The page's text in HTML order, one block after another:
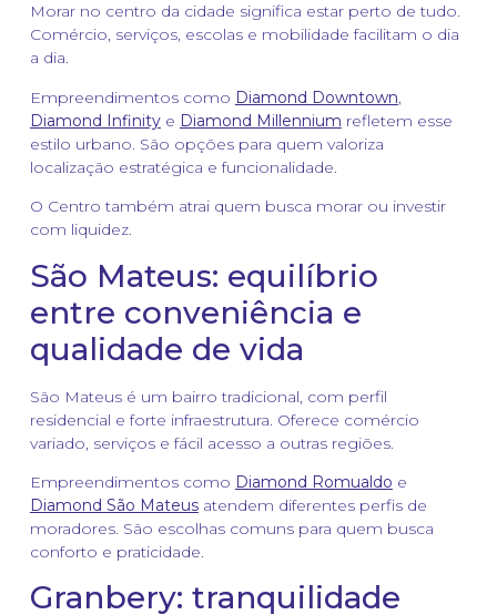
Morar no centro da cidade significa estar perto de tudo.
Comércio, serviços, escolas e mobilidade facilitam o dia
a dia.
Empreendimentos como Diamond Downtown,
Diamond Infinitye Diamond Millennium refletem esse
estilo urbano. São opções para quem valoriza
localização estratégica e funcionalidade.
O Centro também atrai quem busca morar ou investir
com liquidez.
São Mateus: equilíbrio
entre conveniência e
qualidade de vida
São Mateus é um bairro tradicional, com perfil
residencial e forte infraestrutura. Oferece comércio
variado, serviços e fácil acesso a outras regiões.
Empreendimentos como Diamond Romualdo e
Diamond São Mateusatendem diferentes perfis de
moradores. São escolhas comuns para quem busca
conforto e praticidade.
Granbery: tranquilidade